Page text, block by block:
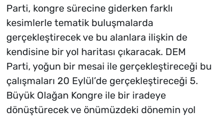
Parti, kongre sürecine giderken farklı
kesimlerle tematik buluşmalarda
gerçekleştirecek ve bu alanlara ilişkin de
kendisine bir yol haritası çıkaracak. DEM
Parti, yoğun bir mesai ile gerçekleştireceği bu
çalışmaları 20 Eylül’de gerçekleştireceği 5.
Büyük Olağan Kongre ile bir iradeye
dönüştürecek ve önümüzdeki dönemin yol